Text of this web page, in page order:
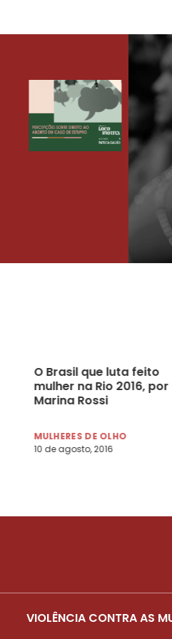
23
O Brasil que luta feito
mulher na Rio 2016, por
Marina Rossi
MULHERES DE OLHO
10 de agosto, 2016
VIOLÊNCIA CONTRA AS